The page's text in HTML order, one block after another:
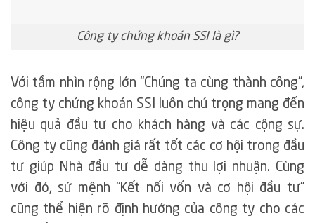
Công ty chứng khoán SSI là gì?
Với tầm nhìn rộng lớn “Chúng ta cùng thành công”,
công ty chứng khoán SSI luôn chú trọng mang đến
hiệu quả đầu tư cho khách hàng và các cộng sự.
Công ty cũng đánh giá rất tốt các cơ hội trong đầu
tư giúp Nhà đầu tư dễ dàng thu lợi nhuận. Cùng
với đó, sứ mệnh “Kết nối vốn và cơ hội đầu tư”
cũng thể hiện rõ định hướng của công ty cho các